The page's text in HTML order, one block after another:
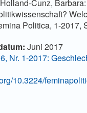
Holland-Cunz,
Politica, 1-2017,
Juni 2017
Nr. 1-2017:
10.3224/